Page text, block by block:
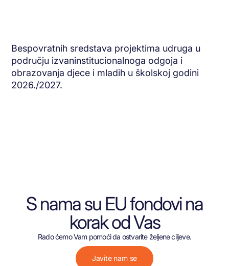
Bespovratnih sredstava projektima udruga u
području izvaninstitucionalnoga odgoja i
obrazovanja djece i mladih u školskoj godini
2026./2027.
S nama su EU fondovi na
korak od Vas
Rado ćemo Vam pomoći da ostvarite željene ciljeve.
Javite nam se